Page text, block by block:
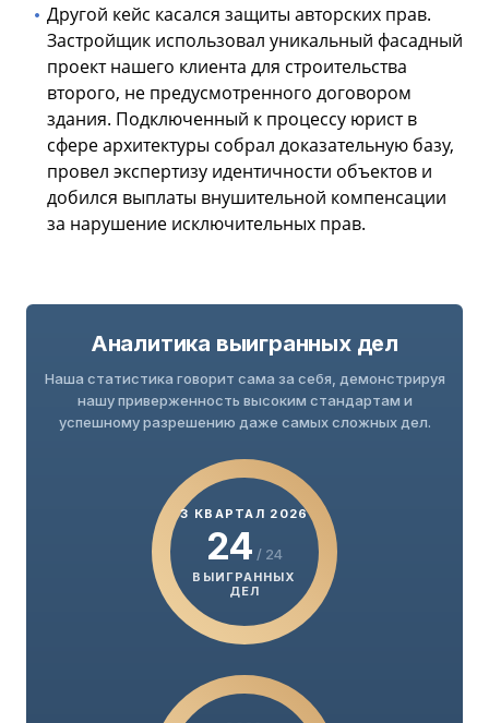
Другой кейс касался защиты авторских прав.
Застройщик использовал уникальный фасадный
проект нашего клиента для строительства
второго, не предусмотренного договором
здания. Подключенный к процессу юрист в
сфере архитектуры собрал доказательную базу,
провел экспертизу идентичности объектов и
добился выплаты внушительной компенсации
за нарушение исключительных прав.
Аналитика выигранных дел
Наша статистика говорит сама за себя, демонстрируя
нашу приверженность высоким стандартам и
успешному разрешению даже самых сложных дел.
3 КВАРТАЛ 2026
24 / 24
ВЫИГРАННЫХ
ДЕЛ